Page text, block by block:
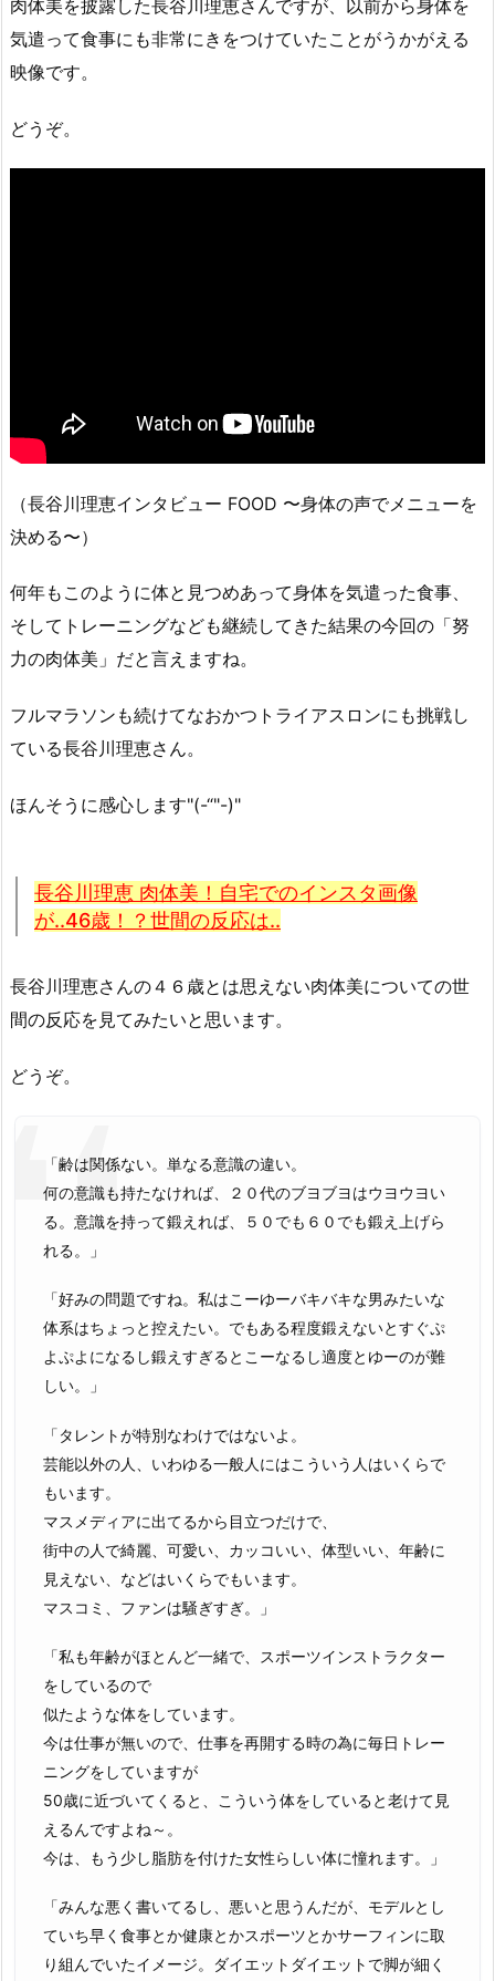
肉体美を披露した長谷川理恵さんですが、以前から身体を
気遣って食事にも非常にきをつけていたことがうかがえる
映像です。
どうぞ。
（長谷川理恵インタビュー FOOD 〜身体の声でメニューを
決める〜）
何年もこのように体と見つめあって身体を気遣った食事、
そしてトレーニングなども継続してきた結果の今回の「努
力の肉体美」だと言えますね。
フルマラソンも続けてなおかつトライアスロンにも挑戦し
ている長谷川理恵さん。
ほんそうに感心します"(-“"-)"
長谷川理恵 肉体美！自宅でのインスタ画像
が..46歳！？世間の反応は..
長谷川理恵さんの４６歳とは思えない肉体美についての世
間の反応を見てみたいと思います。
どうぞ。
「齢は関係ない。単なる意識の違い。
何の意識も持たなければ、２０代のブヨブヨはウヨウヨい
る。意識を持って鍛えれば、５０でも６０でも鍛え上げら
れる。」
「好みの問題ですね。私はこーゆーバキバキな男みたいな
体系はちょっと控えたい。でもある程度鍛えないとすぐぷ
よぷよになるし鍛えすぎるとこーなるし適度とゆーのが難
しい。」
「タレントが特別なわけではないよ。
芸能以外の人、いわゆる一般人にはこういう人はいくらで
もいます。
マスメディアに出てるから目立つだけで、
街中の人で綺麗、可愛い、カッコいい、体型いい、年齢に
見えない、などはいくらでもいます。
マスコミ、ファンは騒ぎすぎ。」
「私も年齢がほとんど一緒で、スポーツインストラクター
をしているので
似たような体をしています。
今は仕事が無いので、仕事を再開する時の為に毎日トレー
ニングをしていますが
50歳に近づいてくると、こういう体をしていると老けて見
えるんですよね～。
今は、もう少し脂肪を付けた女性らしい体に憧れます。」
「みんな悪く書いてるし、悪いと思うんだが、モデルとし
ていち早く食事とか健康とかスポーツとかサーフィンに取
り組んでいたイメージ。ダイエットダイエットで脚が細く